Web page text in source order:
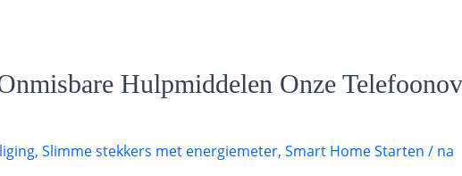
Hulpmiddelen Onze
, Slimme stekkers met energiemeter, Smart Home Starten / na